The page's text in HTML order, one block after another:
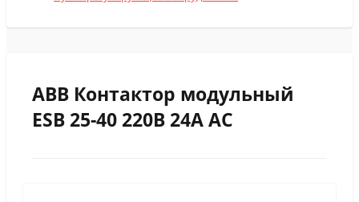
ABB Контактор модульный
ESB 25-40 220B 24А AC